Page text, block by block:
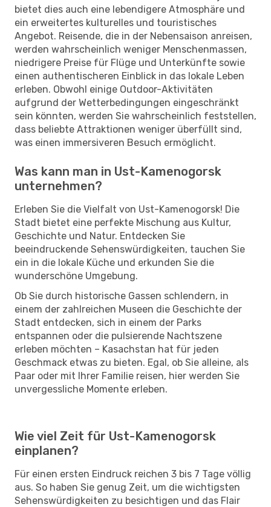
bietet dies auch eine lebendigere Atmosphäre und
ein erweitertes kulturelles und touristisches
Angebot. Reisende, die in der Nebensaison anreisen,
werden wahrscheinlich weniger Menschenmassen,
niedrigere Preise für Flüge und Unterkünfte sowie
einen authentischeren Einblick in das lokale Leben
erleben. Obwohl einige Outdoor-Aktivitäten
aufgrund der Wetterbedingungen eingeschränkt
sein könnten, werden Sie wahrscheinlich feststellen,
dass beliebte Attraktionen weniger überfüllt sind,
was einen immersiveren Besuch ermöglicht.
Was kann man in Ust-Kamenogorsk
unternehmen?
Erleben Sie die Vielfalt von Ust-Kamenogorsk! Die
Stadt bietet eine perfekte Mischung aus Kultur,
Geschichte und Natur. Entdecken Sie
beeindruckende Sehenswürdigkeiten, tauchen Sie
ein in die lokale Küche und erkunden Sie die
wunderschöne Umgebung.
Ob Sie durch historische Gassen schlendern, in
einem der zahlreichen Museen die Geschichte der
Stadt entdecken, sich in einem der Parks
entspannen oder die pulsierende Nachtszene
erleben möchten – Kasachstan hat für jeden
Geschmack etwas zu bieten. Egal, ob Sie alleine, als
Paar oder mit Ihrer Familie reisen, hier werden Sie
unvergessliche Momente erleben.
Wie viel Zeit für Ust-Kamenogorsk
einplanen?
Für einen ersten Eindruck reichen 3 bis 7 Tage völlig
aus. So haben Sie genug Zeit, um die wichtigsten
Sehenswürdigkeiten zu besichtigen und das Flair